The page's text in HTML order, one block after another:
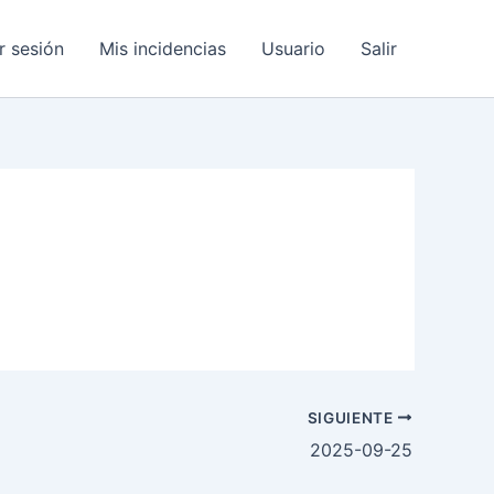
sesión Mis incidencias Usuario Salir
SIGUIENTE
2025-09-25